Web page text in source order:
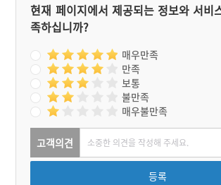
현재 페이지에서 제공되는 정보와 서비
족하십니까?
매우만족
만족
보통
불만족
매우불만족
고객의견
등록